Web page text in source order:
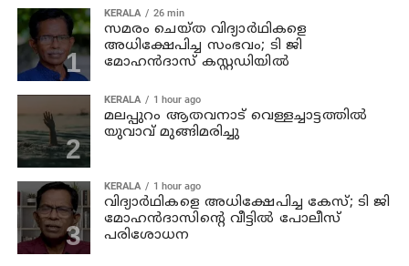
KERALA 26 min
സമരം ചെയ്ത വിദ്യാര്‍ഥികളെ
അധിക്ഷേപിച്ച സംഭവം; ടി ജി
മോഹന്‍ദാസ് കസ്റ്റഡിയിൽ
KERALA 1 hour ago
മലപ്പുറം ആതവനാട് വെള്ളച്ചാട്ടത്തില്‍
യുവാവ് മുങ്ങിമരിച്ചു
KERALA 1 hour ago
വിദ്യാര്‍ഥികളെ അധിക്ഷേപിച്ച കേസ്; ടി ജി
മോഹന്‍ദാസിന്റെ വീട്ടില്‍ പോലീസ്
പരിശോധന